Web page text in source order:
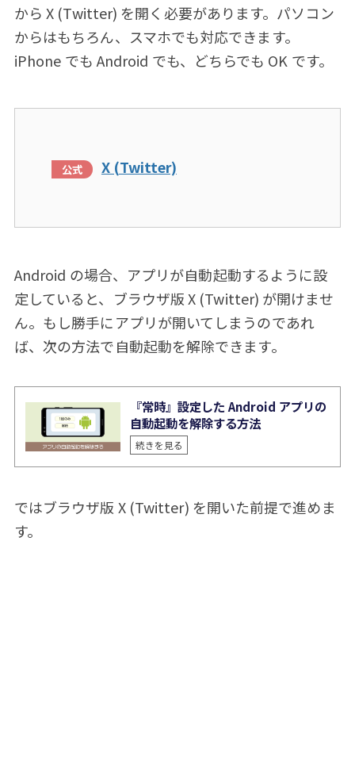
から X (Twitter) を開く必要があります。パソコン
からはもちろん、スマホでも対応できます。
iPhone でも Android でも、どちらでも OK です。
X (Twitter)
Android の場合、アプリが自動起動するように設
定していると、ブラウザ版 X (Twitter) が開けませ
ん。もし勝手にアプリが開いてしまうのであれ
ば、次の方法で自動起動を解除できます。
『常時』設定した Android アプリの
自動起動を解除する方法
続きを見る
ではブラウザ版 X (Twitter) を開いた前提で進めま
す。